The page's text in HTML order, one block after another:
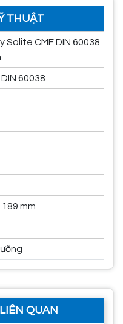
THUẬT
Solite CMF DIN 60038
60038
189 mm
QUAN